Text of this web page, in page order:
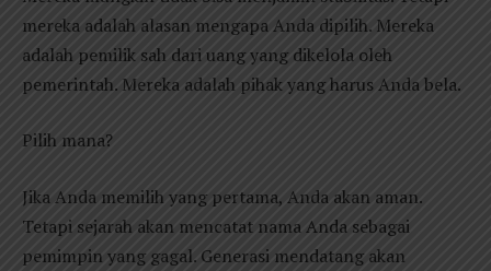
mereka adalah alasan mengapa Anda dipilih. Mereka
adalah pemilik sah dari uang yang dikelola oleh
pemerintah. Mereka adalah pihak yang harus Anda bela.
Pilih mana?
Jika Anda memilih yang pertama, Anda akan aman.
Tetapi sejarah akan mencatat nama Anda sebagai
pemimpin yang gagal. Generasi mendatang akan